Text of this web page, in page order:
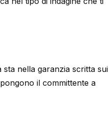
nella garanzia scritta sui
il committente a